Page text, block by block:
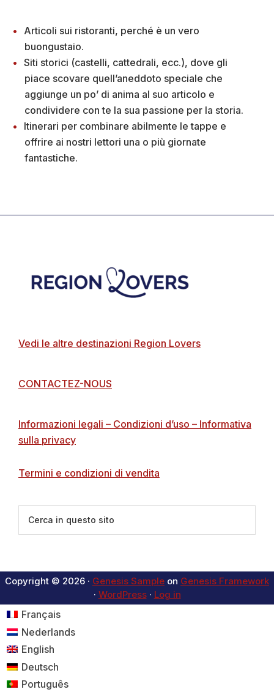
Articoli sui ristoranti, perché è un vero
buongustaio.
Siti storici (castelli, cattedrali, ecc.), dove gli
piace scovare quell’aneddoto speciale che
aggiunge un po’ di anima al suo articolo e
condividere con te la sua passione per la storia.
Itinerari per combinare abilmente le tappe e
offrire ai nostri lettori una o più giornate
fantastiche.
Vedi le altre destinazioni Region Lovers
CONTACTEZ-NOUS
Informazioni legali – Condizioni d’uso – Informativa
sulla privacy
Termini e condizioni di vendita
Copyright © 2026 · Genesis Sample on Genesis Framework
· WordPress· Log in
Français
Nederlands
English
Deutsch
Português